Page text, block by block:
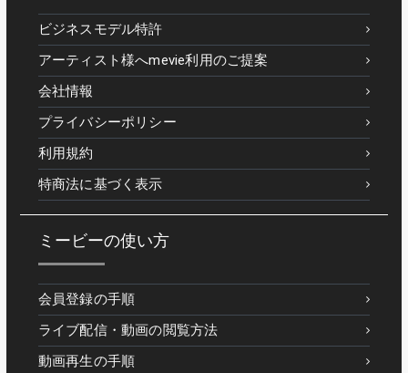
ビジネスモデル特許
アーティスト様へmevie利用のご提案
会社情報
プライバシーポリシー
利用規約
特商法に基づく表示
ミービーの使い方
会員登録の手順
ライブ配信・動画の閲覧方法
動画再生の手順